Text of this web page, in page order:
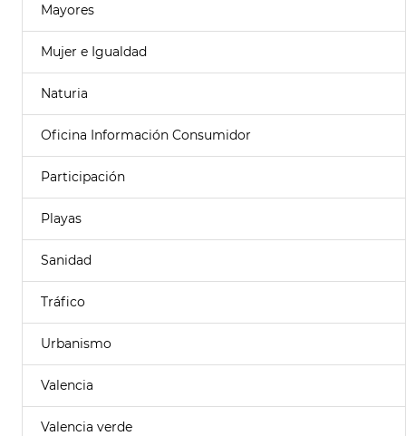
Mayores
Mujer e Igualdad
Naturia
Oficina Información Consumidor
Participación
Playas
Sanidad
Tráfico
Urbanismo
Valencia
Valencia verde